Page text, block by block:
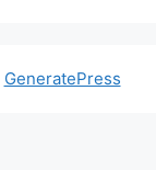
GeneratePress